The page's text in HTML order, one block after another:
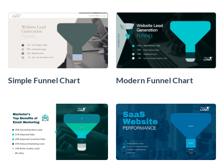
Simple Funnel Chart Modern Funnel Chart